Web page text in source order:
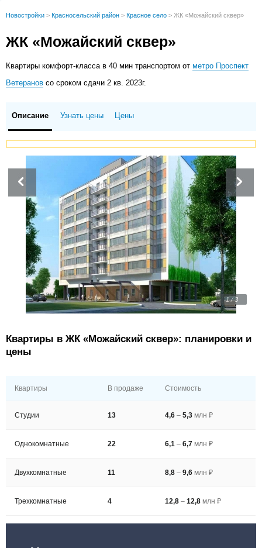
Новостройки > Красносельский район > Красное село > ЖК «Можайский сквер»
ЖК «Можайский сквер»
Квартиры комфорт-класса в 40 мин транспортом отметро Проспект
Ветеранов со сроком сдачи 2 кв. 2023г.
Описание Узнать цены Цены
1 / 3
Квартиры в ЖК «Можайский сквер»: планировки и
цены
Квартиры В продаже Стоимость
Студии 13 4,6– 5,3млн ₽
Однокомнатные 22 6,1– 6,7млн ₽
Двухкомнатные 11 8,8– 9,6млн ₽
Трехкомнатные 4 12,8– 12,8млн ₽